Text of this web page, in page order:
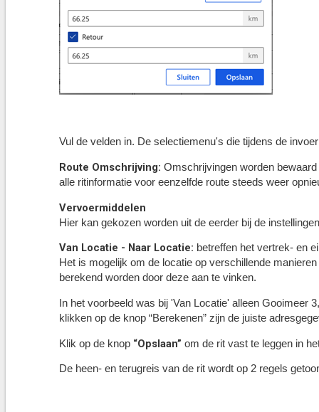
Vul de velden in. De selectiemenu's die tijdens de
Route Omschrijving: Omschrijvingen worden
alle ritinformatie voor eenzelfde route steeds weer
Vervoermiddelen
Hier kan gekozen worden uit de eerder bij de
Van Locatie - Naar Locatie: betreffen het vertrek- en
Het is mogelijk om de locatie op verschillende
berekend worden door deze aan te vinken.
In het voorbeeld was bij 'Van Locatie' alleen Gooimeer
klikken op de knop “Berekenen” zijn de juiste
Klik op de knop “Opslaan” om de rit vast te leggen in
De heen- en terugreis van de rit wordt op 2 regels